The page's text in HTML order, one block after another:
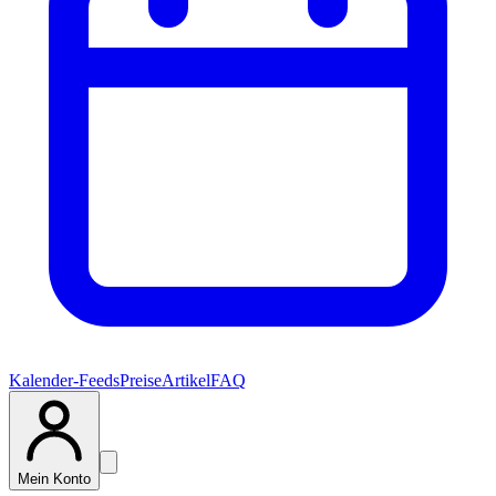
Kalender-FeedsPreiseArtikelFAQ
Mein Konto